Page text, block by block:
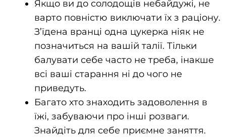
Якщо ви до солодощів небайдужі, не
варто повністю виключати їх з раціону.
З’їдена вранці одна цукерка ніяк не
позначиться на вашій талії. Тільки
балувати себе часто не треба, інакше
всі ваші старання ні до чого не
приведуть.
Багато хто знаходить задоволення в
їжі, забуваючи про інші розваги.
Знайдіть для себе приємне заняття.